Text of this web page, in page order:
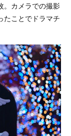
。カメラでの撮影
たことでドラマチ